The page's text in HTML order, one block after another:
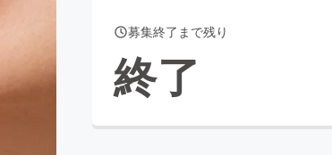
ya コミュニティ
募集終了まで残り
終了